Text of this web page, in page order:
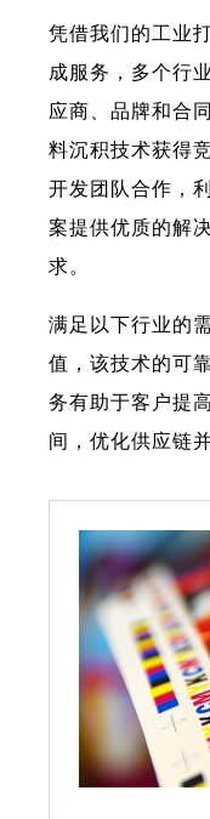
凭借我们的工业
成服务，多个行
应商、品牌和合
料沉积技术获得
开发团队合作，
案提供优质的解
求。
满足以下行业的
值，该技术的可
务有助于客户提
间，优化供应链